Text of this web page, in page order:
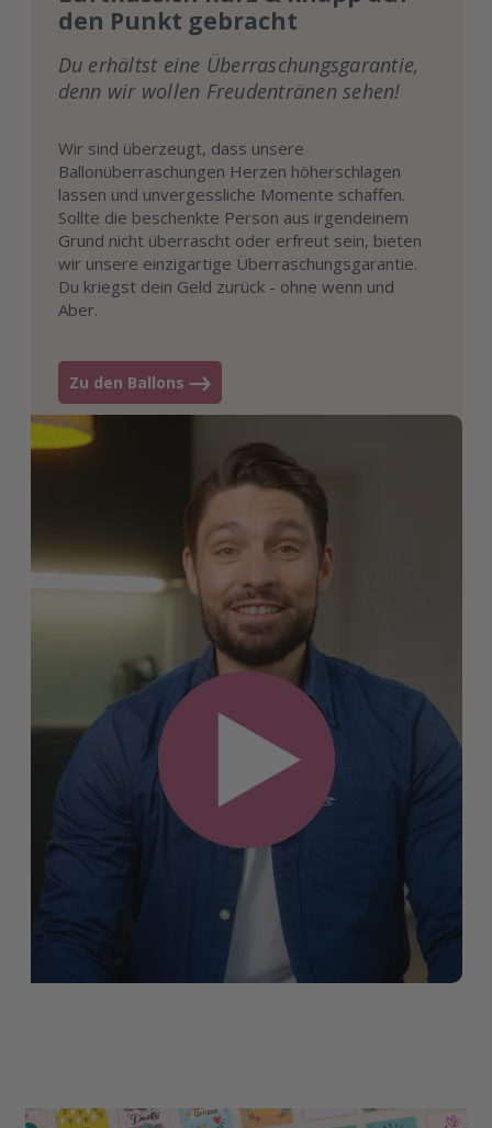
den Punkt gebracht
Du erhältst eine Überraschungsgarantie,
denn wir wollen Freudentränen sehen!
Wir sind überzeugt, dass unsere
Ballonüberraschungen Herzen höherschlagen
lassen und unvergessliche Momente schaffen.
Sollte die beschenkte Person aus irgendeinem
Grund nicht überrascht oder erfreut sein, bieten
wir unsere einzigartige Überraschungsgarantie.
Du kriegst dein Geld zurück - ohne wenn und
Aber.
Zu den Ballons